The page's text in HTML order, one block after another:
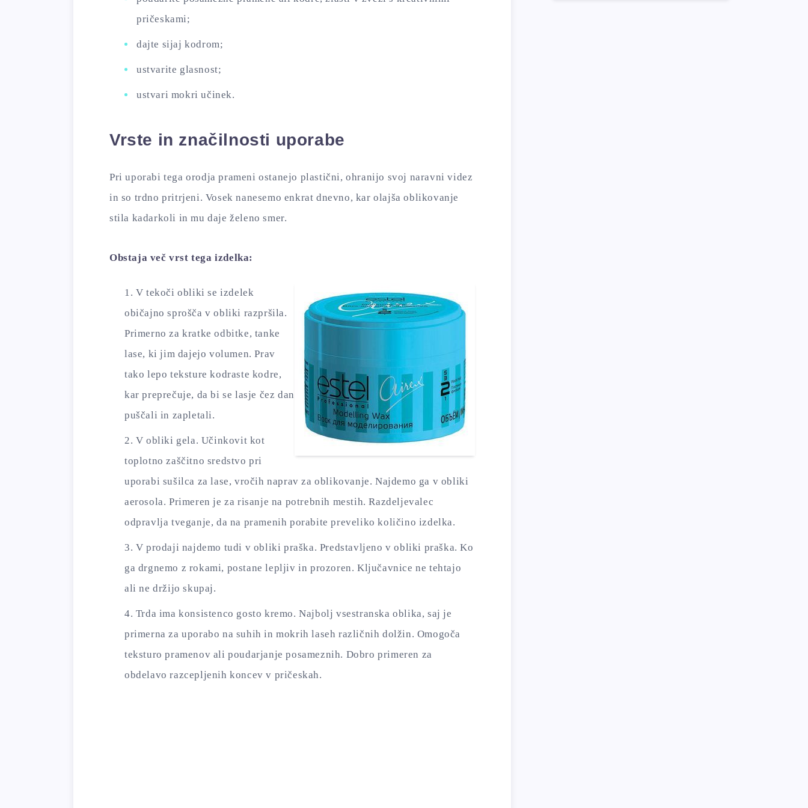
pričeskami;
dajte sijaj kodrom;
ustvarite glasnost;
ustvari mokri učinek.
Vrste in značilnosti uporabe
Pri uporabi tega orodja prameni ostanejo plastični, ohranijo svoj naravni videz
in so trdno pritrjeni. Vosek nanesemo enkrat dnevno, kar olajša oblikovanje
stila kadarkoli in mu daje želeno smer.
Obstaja več vrst tega izdelka:
V tekoči obliki se izdelek
običajno sprošča v obliki razpršila.
Primerno za kratke odbitke, tanke
lase, ki jim dajejo volumen. Prav
tako lepo teksture kodraste kodre,
kar preprečuje, da bi se lasje čez dan
puščali in zapletali.
V obliki gela. Učinkovit kot
toplotno zaščitno sredstvo pri
uporabi sušilca ​​za lase, vročih naprav za oblikovanje. Najdemo ga v obliki
aerosola. Primeren je za risanje na potrebnih mestih. Razdeljevalec
odpravlja tveganje, da na pramenih porabite preveliko količino izdelka.
V prodaji najdemo tudi v obliki praška. Predstavljeno v obliki praška. Ko
ga drgnemo z rokami, postane lepljiv in prozoren. Ključavnice ne tehtajo
ali ne držijo skupaj.
Trda ima konsistenco gosto kremo. Najbolj vsestranska oblika, saj je
primerna za uporabo na suhih in mokrih laseh različnih dolžin. Omogoča
teksturo pramenov ali poudarjanje posameznih. Dobro primeren za
obdelavo razcepljenih koncev v pričeskah.